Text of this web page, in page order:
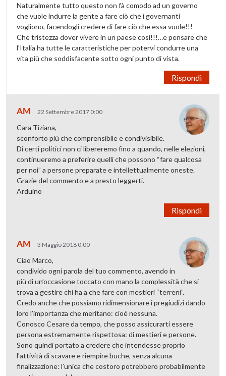
Naturalmente tutto questo non fà comodo ad un governo
che vuole indurre la gente a fare ciò che i governanti
vogliono, facendogli credere di fare ciò che essa vuole!!!
Che tristezza dover vivere in un paese così!!!…e pensare che
l’Italia ha tutte le caratteristiche per potervi condurre una
vita più che soddisfacente sotto ogni punto di vista.
Rispondi
AM 22 Settembre 2017 0:00
Cara Tiziana,
sconforto più che comprensibile e condivisibile.
Di certi politici non ci libereremo fino a quando, nelle elezioni,
continueremo a preferire quelli che possono “fare qualcosa
per noi” a persone preparate e intellettualmente oneste.
Grazie del commento e a presto leggerti.
Arduino
Rispondi
AM 3 Maggio 2018 0:00
Ciao Marco,
condivido ogni parola del tuo commento, avendo in
più di un’occasione toccato con mano la complessità che si
trova a gestire chi ha a che fare con mestieri “terreni”.
Credo anche che possiamo ridimensionare i pregiudizi dando
loro l’importanza che meritano: cioé nessuna.
Conosco Cesare da tempo, che posso assicurarti essere
persona estremamente rispettosa: di mestieri e persone.
Sono quindi portato a credere che intendesse proprio
l’attività di scavare e riempire buche, senza alcuna
finalizzazione: l’unica che costoro potrebbero probabilmente